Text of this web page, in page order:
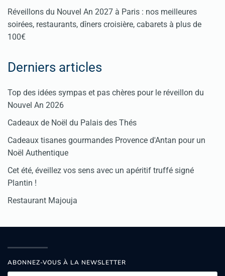
Réveillons du Nouvel An 2027 à Paris : nos meilleures
soirées, restaurants, dîners croisière, cabarets à plus de
100€
Derniers articles
Top des idées sympas et pas chères pour le réveillon du
Nouvel An 2026
Cadeaux de Noël du Palais des Thés
Cadeaux tisanes gourmandes Provence d'Antan pour un
Noël Authentique
Cet été, éveillez vos sens avec un apéritif truffé signé
Plantin !
Restaurant Majouja
ABONNEZ-VOUS À LA NEWSLETTER